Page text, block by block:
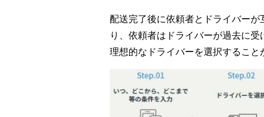
配送完了後に依頼者とドライバー
り、依頼者はドライバーが過去に
理想的なドライバーを選択すること